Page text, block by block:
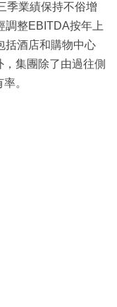
季業績保持不俗增
調整EBITDA按年上
括酒店和購物中心
集團除了由過往側
。